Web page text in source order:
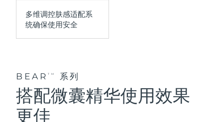
多维调控肤感适配系
统确保使用安全
BEARTM 系列
搭配微囊精华使用效果
更佳